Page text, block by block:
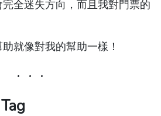
全迷失方向，而且我對門票的
就像對我的幫助一樣！